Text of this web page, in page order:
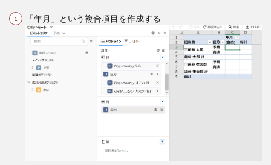
「年月」という複合項目を作成する